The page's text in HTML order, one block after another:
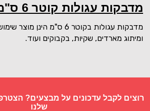
מדבקות עגולות קוטר 6 ס"מ
מדבקות עגולות בקוטר 6 ס"מ הינן
ומיתוג מארדים, שקיות, בקבוקים ועוד.
רוצים לקבל עדכונים על מבצעים?
שלנו